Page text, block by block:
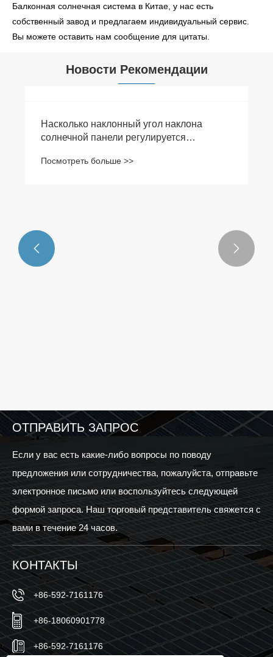
Балконная солнечная система в Китае, у нас есть
собственный завод и предлагаем индивидуальный сервис.
Вы можете оставить нам сообщение для цитаты.
Новости Рекомендации
 
ОТПРАВИТЬ ЗАПРОС
Если у вас есть какие-либо вопросы по поводу
предложения или сотрудничества, пожалуйста, отправьте
электронное письмо или воспользуйтесь следующей
формой запроса. Наш торговый представитель свяжется с
вами в течение 24 часов.
КОНТАКТЫ
+86-592-7161176
+86-18060901778
+86-592-7161176